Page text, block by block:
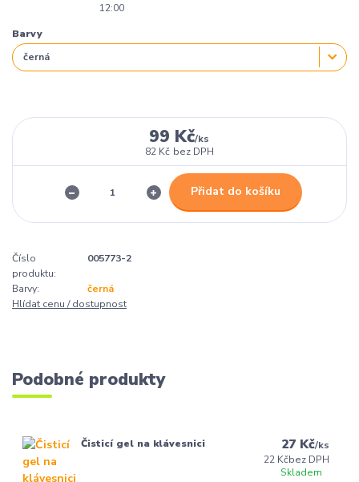
12:00
Barvy
99 Kč/ks
82 Kč bez DPH
Přidat do košíku
Číslo
produktu:
005773-2
Barvy:
černá
Hlídat cenu / dostupnost
Podobné produkty
Čisticí gel na klávesnici 27 Kč/ks
22 Kčbez DPH
Skladem